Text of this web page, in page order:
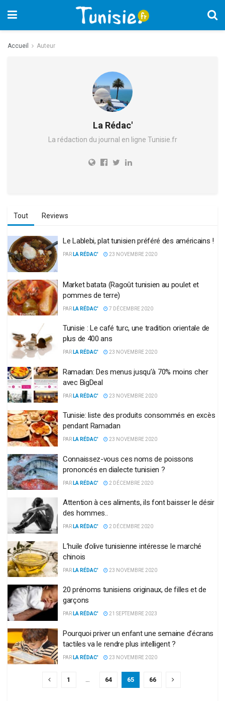
Accueil Auteur
La Rédac'
La rédaction du journal en ligne Tunisie.fr
Tout Reviews
Le Lablebi, plat tunisien préféré des américains !
PAR LA RÉDAC' 23 NOVEMBRE 2020
Market batata (Ragoût tunisien au poulet et
pommes de terre)
PAR LA RÉDAC' 7 DÉCEMBRE 2020
Tunisie : Le café turc, une tradition orientale de
plus de 400 ans
PAR LA RÉDAC' 23 NOVEMBRE 2020
Ramadan: Des menus jusqu’à 70% moins cher
avec BigDeal
PAR LA RÉDAC' 23 NOVEMBRE 2020
Tunisie: liste des produits consommés en excès
pendant Ramadan
PAR LA RÉDAC' 23 NOVEMBRE 2020
Connaissez-vous ces noms de poissons
prononcés en dialecte tunisien ?
PAR LA RÉDAC' 2 DÉCEMBRE 2020
Attention à ces aliments, ils font baisser le désir
des hommes..
PAR LA RÉDAC' 2 DÉCEMBRE 2020
L’huile d’olive tunisienne intéresse le marché
chinois
PAR LA RÉDAC' 23 NOVEMBRE 2020
20 prénoms tunisiens originaux, de filles et de
garçons
PAR LA RÉDAC' 21 SEPTEMBRE 2023
Pourquoi priver un enfant une semaine d’écrans
tactiles va le rendre plus intelligent ?
PAR LA RÉDAC' 23 NOVEMBRE 2020
1 … 64 65 66